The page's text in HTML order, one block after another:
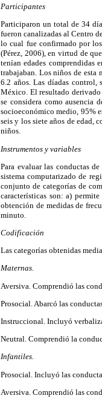
Participantes
Participaron un total de 34
fueron canalizadas al Centro
lo cual fue confirmado por
(Pérez, 2006), en virtud de
tenían edades comprendidas
trabajaban. Los niños de esta
6.2 años. Las díadas
México. El resultado
se considera como ausencia
socioeconómico medio, 95%
seis y los siete años de edad,
niños.
Instrumentos y variables
Para evaluar las conductas
sistema computarizado de
conjunto de categorías de
características son: a)
obtención de medidas de
minuto.
Codificación
Las categorías obtenidas
Maternas.
Aversiva. Comprendió las
Prosocial. Abarcó las
Instruccional. Incluyó
Neutral. Comprendió la
Infantiles.
Prosocial. Incluyó las
Aversiva. Comprendió las